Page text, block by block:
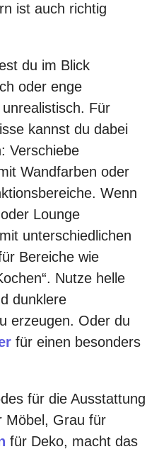
ist auch richtig
du im Blick
oder enge
Für
kannst du dabei
Verschiebe
Wandfarben oder
Wenn
Lounge
unterschiedlichen
Bereiche wie
Nutze helle
dunklere
erzeugen. Oder du
für einen besonders
für die Ausstattung
Möbel, Grau für
für Deko, macht das